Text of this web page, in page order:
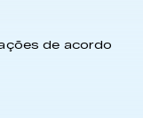
de acordo